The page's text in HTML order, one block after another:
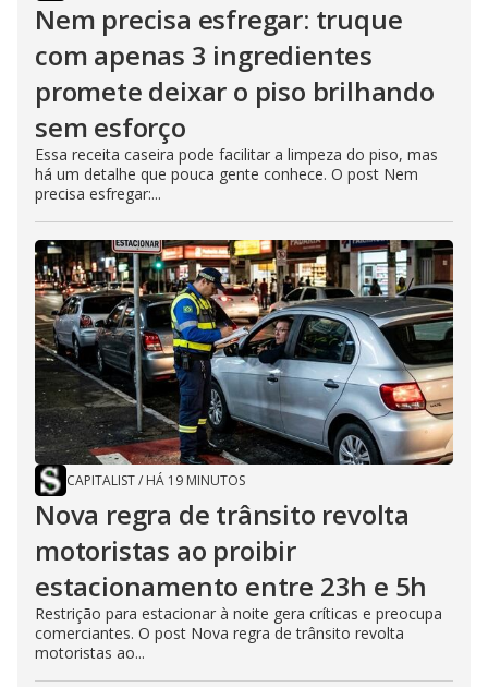
Nem precisa esfregar: truque
com apenas 3 ingredientes
promete deixar o piso brilhando
sem esforço
Essa receita caseira pode facilitar a limpeza do piso, mas
há um detalhe que pouca gente conhece. O post Nem
precisa esfregar:...
CAPITALIST/ HÁ 19 MINUTOS
Nova regra de trânsito revolta
motoristas ao proibir
estacionamento entre 23h e 5h
Restrição para estacionar à noite gera críticas e preocupa
comerciantes. O post Nova regra de trânsito revolta
motoristas ao...